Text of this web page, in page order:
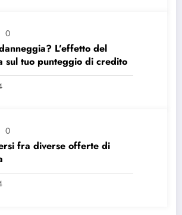
0
L’effetto del
sul tuo punteggio di credito
0
fra diverse offerte di